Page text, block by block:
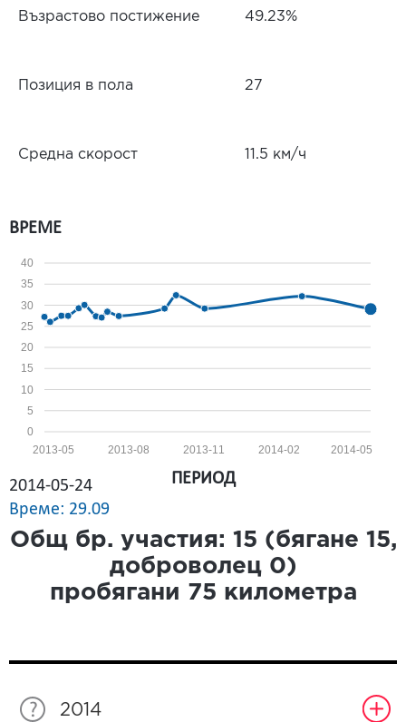
Възрастово постижение 49.23%
Позиция в пола 27
Средна скорост 11.5 км/ч
ВРЕМЕ
0
5
10
15
20
25
30
35
40
2014-05
2014-02
2013-11
2013-08
2013-05
2014-05-24
Време: 29.09
ПЕРИОД
Общ бр. участия: 15 (бягане 15,
доброволец 0)
пробягани 75 километра
2014